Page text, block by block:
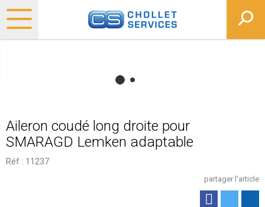
Aileron coudé long droite pour
SMARAGD Lemken adaptable
Réf : 11237
partager l'article